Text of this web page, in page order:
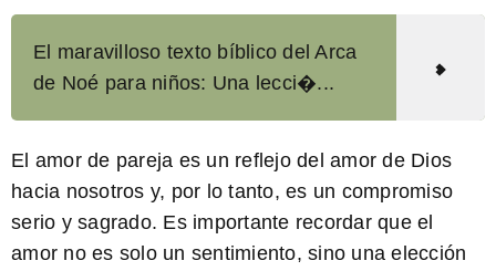
El maravilloso texto bíblico del Arca
de Noé para niños: Una lecci�...
El amor de pareja es un reflejo del amor de Dios
hacia nosotros y, por lo tanto, es un compromiso
serio y sagrado. Es importante recordar que el
amor no es solo un sentimiento, sino una elección